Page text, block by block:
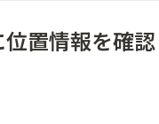
置情報を確